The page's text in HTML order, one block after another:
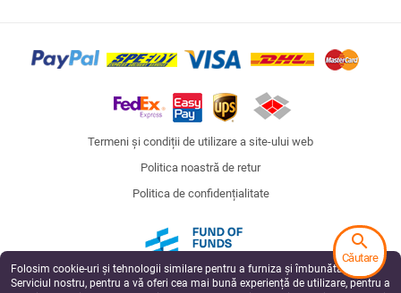
Termeni și condiții de utilizare a site-ului web
Politica noastră de retur
Politica de confidențialitate
Fund of Funds
Folosim cookie-uri și tehnologii similare pentru a furniza și îmbunătăți
Serviciul nostru, pentru a vă oferi cea mai bună experiență de utilizare, pentru a
search
Căutare